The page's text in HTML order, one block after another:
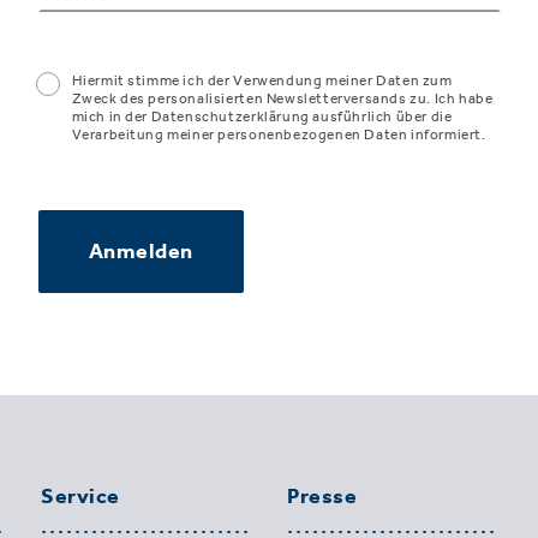
Hiermit stimme ich der Verwendung meiner Daten zum
Zweck des personalisierten Newsletterversands zu. Ich habe
mich in der Datenschutzerklärung ausführlich über die
Verarbeitung meiner personenbezogenen Daten informiert.
Anmelden
Service Presse